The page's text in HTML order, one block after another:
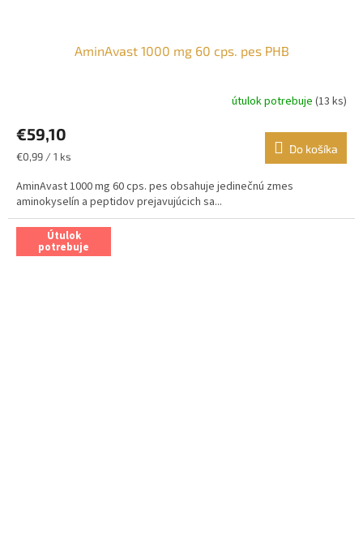
AminAvast 1000 mg 60 cps. pes PHB
útulok potrebuje (13 ks)
€59,10
Jednotková
€0,99 / 1 ks
Do košíka
AminAvast 1000 mg 60 cps. pes obsahuje jedinečnú zmes
aminokyselín a peptidov prejavujúcich sa...
Útulok
potrebuje